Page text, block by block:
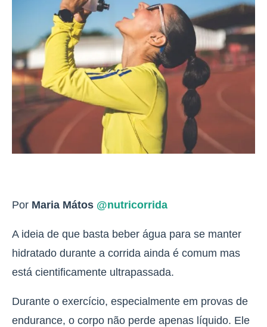
Por Maria Mátos @nutricorrida
A ideia de que basta beber água para se manter
hidratado durante a corrida ainda é comum mas
está cientificamente ultrapassada.
Durante o exercício, especialmente em provas de
endurance, o corpo não perde apenas líquido. Ele